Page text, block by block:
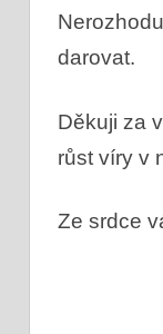
darovat.
Děkuji za
růst víry v
Ze srdce